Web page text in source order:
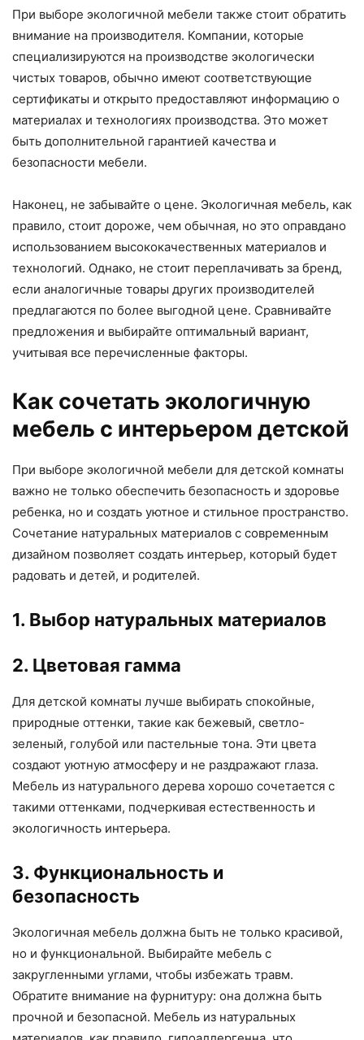
При выборе экологичной мебели также стоит обратить
внимание на производителя. Компании, которые
специализируются на производстве экологически
чистых товаров, обычно имеют соответствующие
сертификаты и открыто предоставляют информацию о
материалах и технологиях производства. Это может
быть дополнительной гарантией качества и
безопасности мебели.
Наконец, не забывайте о цене. Экологичная мебель, как
правило, стоит дороже, чем обычная, но это оправдано
использованием высококачественных материалов и
технологий. Однако, не стоит переплачивать за бренд,
если аналогичные товары других производителей
предлагаются по более выгодной цене. Сравнивайте
предложения и выбирайте оптимальный вариант,
учитывая все перечисленные факторы.
Как сочетать экологичную
мебель с интерьером детской
При выборе экологичной мебели для детской комнаты
важно не только обеспечить безопасность и здоровье
ребенка, но и создать уютное и стильное пространство.
Сочетание натуральных материалов с современным
дизайном позволяет создать интерьер, который будет
радовать и детей, и родителей.
1. Выбор натуральных материалов
2. Цветовая гамма
Для детской комнаты лучше выбирать спокойные,
природные оттенки, такие как бежевый, светло-
зеленый, голубой или пастельные тона. Эти цвета
создают уютную атмосферу и не раздражают глаза.
Мебель из натурального дерева хорошо сочетается с
такими оттенками, подчеркивая естественность и
экологичность интерьера.
3. Функциональность и
безопасность
Экологичная мебель должна быть не только красивой,
но и функциональной. Выбирайте мебель с
закругленными углами, чтобы избежать травм.
Обратите внимание на фурнитуру: она должна быть
прочной и безопасной. Мебель из натуральных